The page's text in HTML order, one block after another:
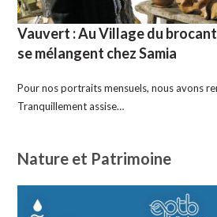
Vauvert : Au Village du
se mélangent chez Samia
Pour nos portraits mensuels, nous avons
Tranquillement assise…
Nature et Patrimoine